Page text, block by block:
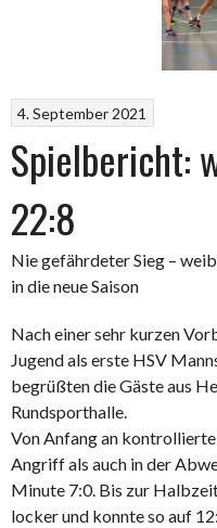
4. September 2021
Spielbericht:
22:8
Nie gefährdeter Sieg –
in die neue Saison
Nach einer sehr kurzen
Jugend als erste HSV
begrüßten die Gäste aus
Rundsporthalle.
Von Anfang an
Angriff als auch in der
Minute 7:0. Bis zur
locker und konnte so auf